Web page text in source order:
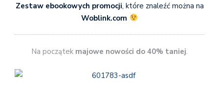
Zestaw ebookowych promocji, które znaleźć można na
Woblink.com
Na początek majowe nowości do 40% taniej.